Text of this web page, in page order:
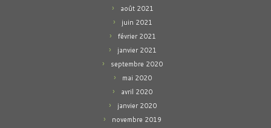
août 2021
juin 2021
février 2021
janvier 2021
septembre 2020
mai 2020
avril 2020
janvier 2020
novembre 2019